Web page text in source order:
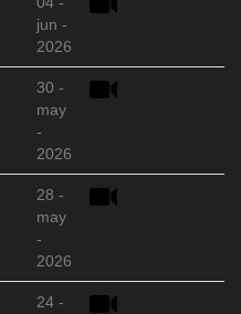
jun -
2026
30 -
may
-
2026
28 -
may
-
2026
24 -